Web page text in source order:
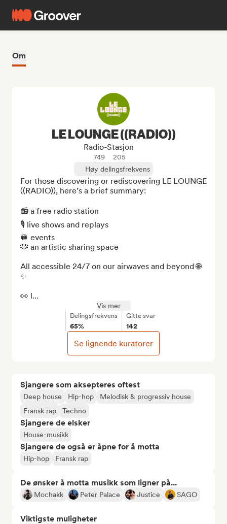
Om
Sjangere som aksepteres oftest
Deep house Hip-hop
Melodisk & progressiv house
Fransk rap
Techno
Sjangere de elsker
House-musikk
Sjangere de også er åpne for å motta
Hip-hop Fransk rap
De ønsker å motta musikk som ligner på...
Mochakk Peter Palace Justice SAGO
Viktigste muligheter
LE LOUNGE ((RADIO))
Radio-Stasjon
749
205
Høy delingsfrekvens
For those discovering or rediscovering LE LOUNGE
((RADIO)), here’s a brief summary:
📻 a free radio station
🎙️ live shows and replays
🪩 events
🫶 an artistic sharing space
All accessible 24/7 on our airwaves and beyond 🌐
✨
👀 l...
Vis mer
Delingsfrekvens
65%
Gitte svar
142
Se lignende kuratorer